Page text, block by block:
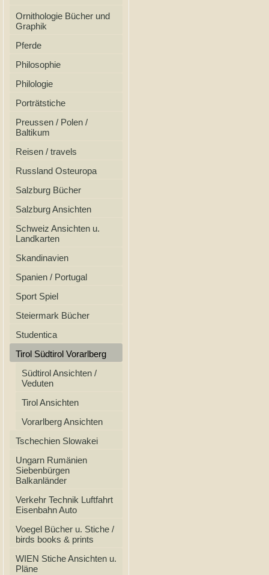
Ornithologie Bücher und
Graphik
Pferde
Philosophie
Philologie
Porträtstiche
Preussen / Polen /
Baltikum
Reisen / travels
Russland Osteuropa
Salzburg Bücher
Salzburg Ansichten
Schweiz Ansichten u.
Landkarten
Skandinavien
Spanien / Portugal
Sport Spiel
Steiermark Bücher
Studentica
Tirol Südtirol Vorarlberg
Südtirol Ansichten /
Veduten
Tirol Ansichten
Vorarlberg Ansichten
Tschechien Slowakei
Ungarn Rumänien
Siebenbürgen
Balkanländer
Verkehr Technik Luftfahrt
Eisenbahn Auto
Voegel Bücher u. Stiche /
birds books & prints
WIEN Stiche Ansichten u.
Pläne